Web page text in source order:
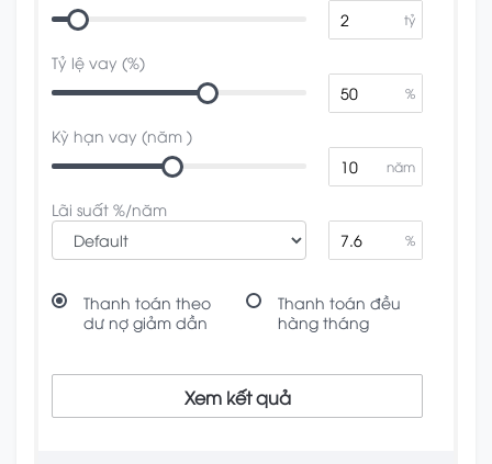
tỷ
Tỷ lệ vay (%)
%
Kỳ hạn vay (năm )
năm
Lãi suất %/năm
%
Thanh toán theo
dư nợ giảm dần
Thanh toán đều
hàng tháng
Xem kết quả